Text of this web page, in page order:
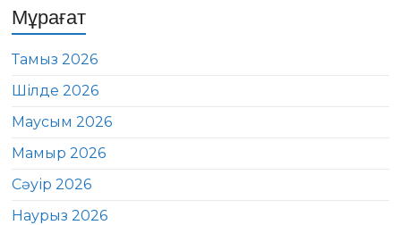
Мұрағат
Тамыз 2026
Шілде 2026
Маусым 2026
Мамыр 2026
Сәуір 2026
Наурыз 2026